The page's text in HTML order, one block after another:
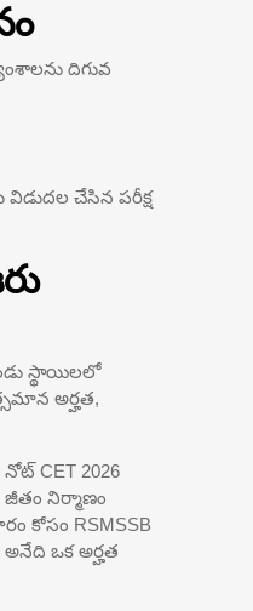
దిగువ
విడుదల చేసిన పరీక్ష
స్థాయిలలో
అర్హత,
CET 2026
జీతం నిర్మాణం
కోసం RSMSSB
ఒక అర్హత